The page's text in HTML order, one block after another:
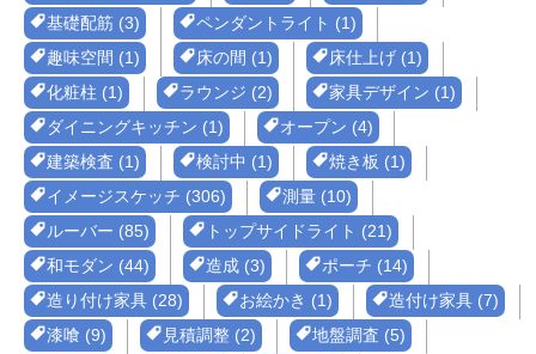
基礎配筋 (3)
ペンダントライト (1)
趣味空間 (1)
床の間 (1)
床仕上げ (1)
化粧柱 (1)
ラウンジ (2)
家具デザイン (1)
ダイニングキッチン (1)
オープン (4)
建築検査 (1)
検討中 (1)
焼き板 (1)
イメージスケッチ (306)
測量 (10)
ルーバー (85)
トップサイドライト (21)
和モダン (44)
造成 (3)
ポーチ (14)
造り付け家具 (28)
お絵かき (1)
造付け家具 (7)
漆喰 (9)
見積調整 (2)
地盤調査 (5)